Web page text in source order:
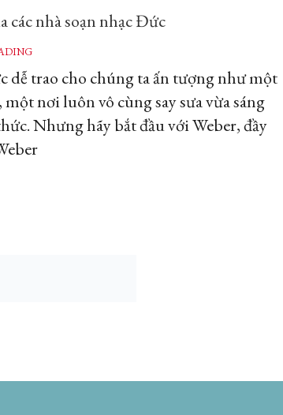
nhà soạn nhạc Đức
dễ trao cho chúng ta ấn tượng như một
nơi luôn vô cùng say sưa vừa sáng
Nhưng hãy bắt đầu với Weber, đầy